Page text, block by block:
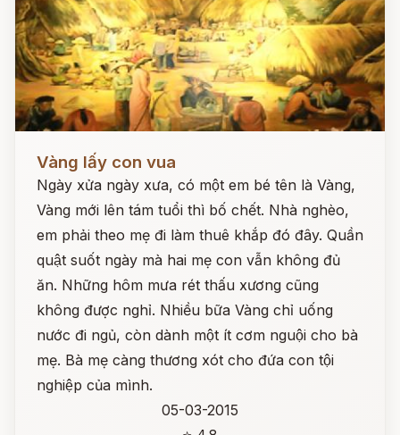
Vàng lấy con vua
Ngày xửa ngày xưa, có một em bé tên là Vàng,
Vàng mới lên tám tuổi thì bố chết. Nhà nghèo,
em phải theo mẹ đi làm thuê khắp đó đây. Quần
quật suốt ngày mà hai mẹ con vẫn không đủ
ăn. Những hôm mưa rét thấu xương cũng
không được nghỉ. Nhiều bữa Vàng chỉ uống
nước đi ngủ, còn dành một ít cơm nguội cho bà
mẹ. Bà mẹ càng thương xót cho đứa con tội
nghiệp của mình.
05-03-2015